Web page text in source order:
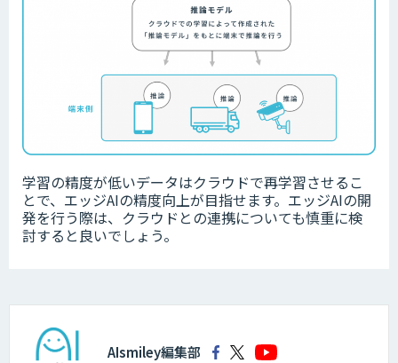
学習の精度が低いデータはクラウドで再学習させるこ
とで、エッジAIの精度向上が目指せます。エッジAIの開
発を行う際は、クラウドとの連携についても慎重に検
討すると良いでしょう。
AIsmiley編集部